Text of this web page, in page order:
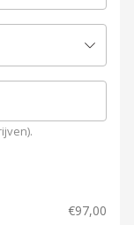
€97,00